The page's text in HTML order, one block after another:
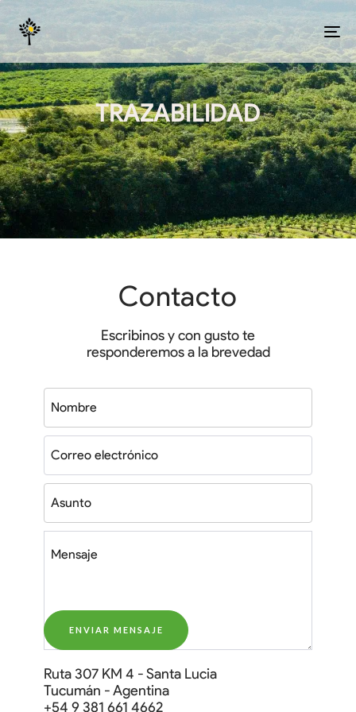
TRAZABILIDAD
Contacto
Escribinos y con gusto te
responderemos a la brevedad
Ruta 307 KM 4 - Santa Lucia
Tucumán - Agentina
‭+54 9 381 661 4662‬‬